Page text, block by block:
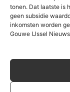
tonen. Dat laatste is
geen subsidie
inkomsten worden
Gouwe IJssel